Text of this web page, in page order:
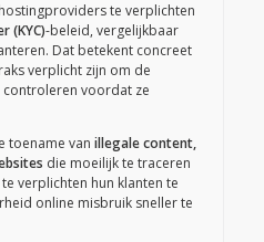
te verplichten
(KYC)-beleid, vergelijkbaar
Dat betekent concreet
verplicht zijn om de
controleren voordat ze
toename van illegale content,
die moeilijk te traceren
verplichten hun klanten te
online misbruik sneller te